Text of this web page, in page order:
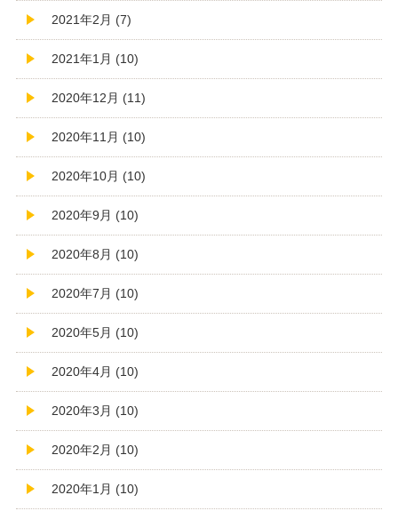
2021年2月 (7)
2021年1月 (10)
2020年12月 (11)
2020年11月 (10)
2020年10月 (10)
2020年9月 (10)
2020年8月 (10)
2020年7月 (10)
2020年5月 (10)
2020年4月 (10)
2020年3月 (10)
2020年2月 (10)
2020年1月 (10)